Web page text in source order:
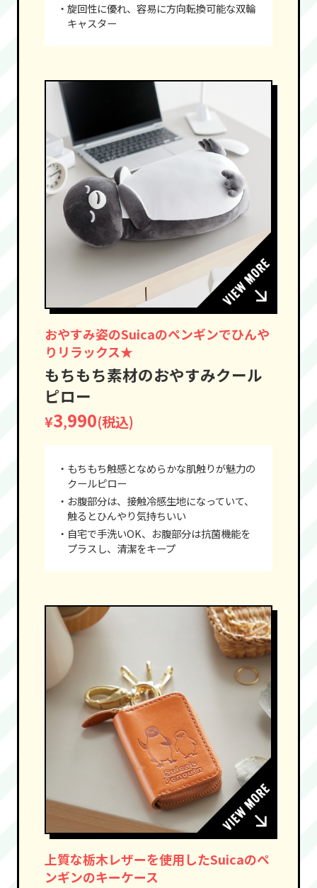
・旋回性に優れ、容易に方向転換可能な双輪
キャスター
おやすみ姿のSuicaのペンギンでひんや
りリラックス★
もちもち素材のおやすみクール
ピロー
¥3,990(税込)
・もちもち触感となめらかな肌触りが魅力の
クールピロー
・お腹部分は、接触冷感生地になっていて、
触るとひんやり気持ちいい
・自宅で手洗いOK、お腹部分は抗菌機能を
プラスし、清潔をキープ
上質な栃木レザーを使用したSuicaのペ
ンギンのキーケース